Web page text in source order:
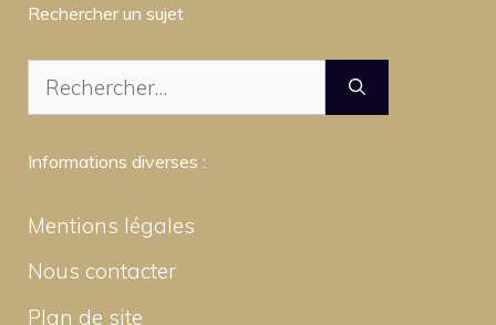
Rechercher un sujet
Rechercher :
Informations diverses :
Mentions légales
Nous contacter
Plan de site